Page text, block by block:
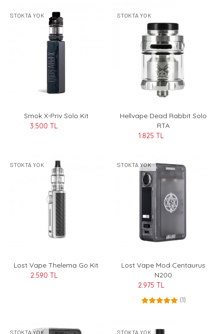
STOKTA YOK
Smok X-Priv Solo Kit
3.500 TL
STOKTA YOK
Hellvape Dead Rabbit Solo
RTA
1.825 TL
STOKTA YOK
Lost Vape Thelema Go Kit
2.590 TL
STOKTA YOK
Lost Vape Mod Centaurus
N200
2.975 TL
(1)
STOKTA YOK STOKTA YOK